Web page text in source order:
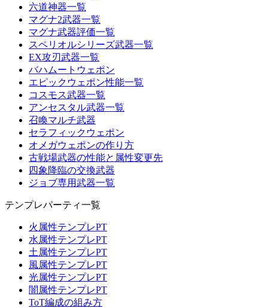
六道神器一覧
マグナ2武器一覧
マグナ武器評価一覧
スペリオルシリーズ武器一覧
EX攻刃武器一覧
バハムートウェポン
エピックウェポン性能一覧
コスモス武器一覧
アンセスタル武器一覧
召喚マルチ武器
セラフィックウェポン
オメガウェポンの作り方
古戦場武器の性能と属性変更先
四象降臨の交換武器
ジョブ専用武器一覧
テンプレパーティ一覧
火属性テンプレPT
水属性テンプレPT
土属性テンプレPT
風属性テンプレPT
光属性テンプレPT
闇属性テンプレPT
ToT編成の組み方